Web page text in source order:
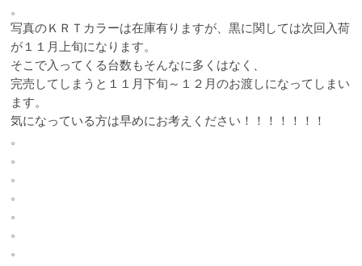
。
写真のＫＲＴカラーは在庫有りますが、黒に関しては次回入荷
が１１月上旬になります。
そこで入ってくる台数もそんなに多くはなく、
完売してしまうと１１月下旬～１２月のお渡しになってしまい
ます。
気になっている方は早めにお考えください！！！！！！！
。
。
。
。
。
。
。